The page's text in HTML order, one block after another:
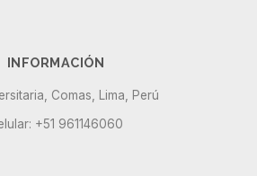
INFORMACIÓN
Comas, Lima, Perú
+51 961146060